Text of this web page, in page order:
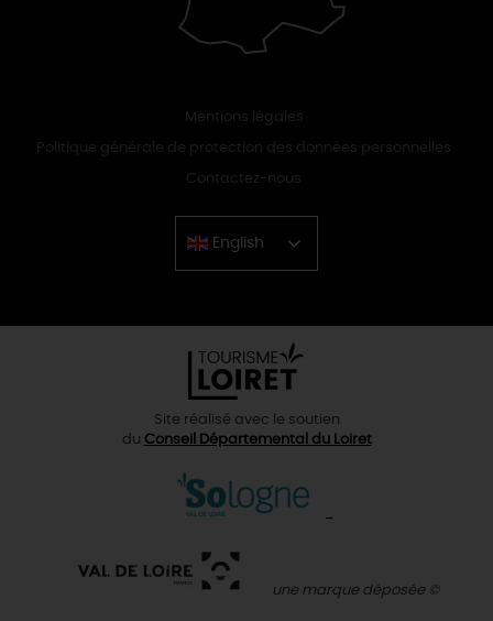
Mentions légales
Politique générale de protection des données personnelles
Contactez-nous
English
Chinese
Site réalisé avec le soutien
du Conseil Départemental du Loiret
une marque déposée ©